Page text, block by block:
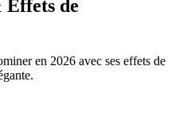
Effets de
en 2026 avec ses effets de